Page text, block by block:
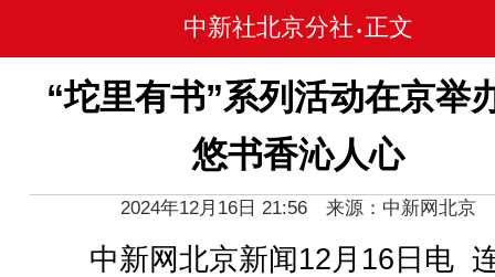
中新社北京分社 • 正文
“坨里有书”系列活动在京举
悠书香沁人心
2024年12月16日 21:56 来源：中新网北京
中新网北京新闻12月16日电